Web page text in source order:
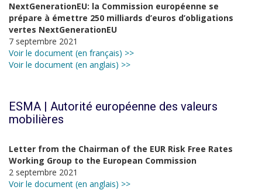
NextGenerationEU: la Commission européenne se
prépare à émettre 250 milliards d’euros d’obligations
vertes NextGenerationEU
7 septembre 2021
Voir le document (en français) >>
Voir le document (en anglais) >>
ESMA | Autorité européenne des valeurs
mobilières
Letter from the Chairman of the EUR Risk Free Rates
Working Group to the European Commission
2 septembre 2021
Voir le document (en anglais) >>